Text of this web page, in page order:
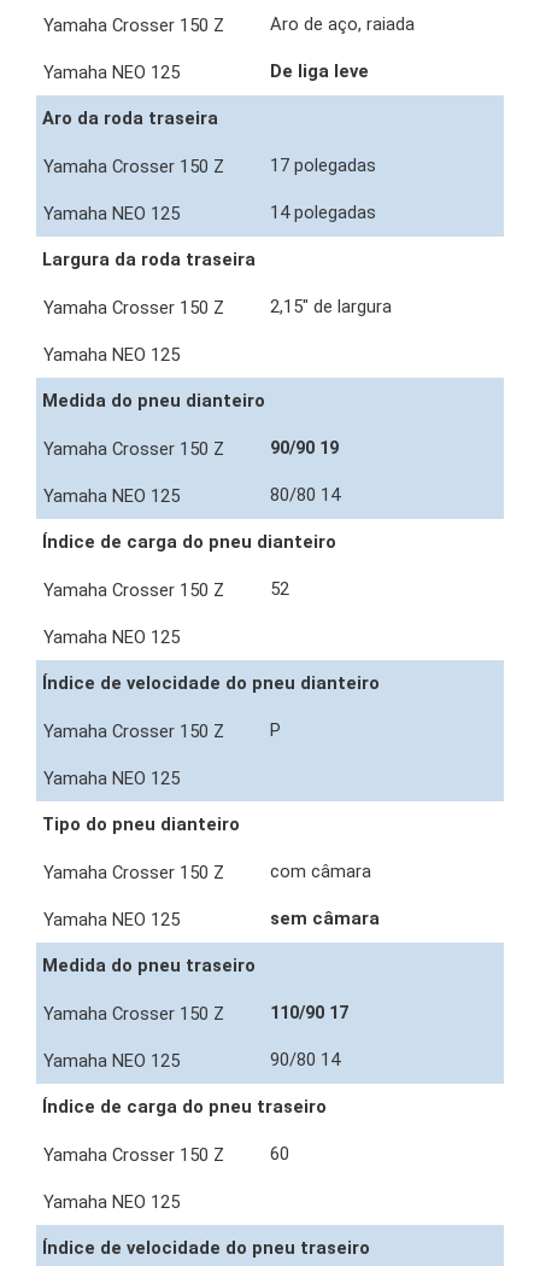
Aro de aço, raiada
De liga leve
Aro da roda traseira
17 polegadas
14 polegadas
Largura da roda traseira
2,15" de largura
Medida do pneu dianteiro
90/90 19
80/80 14
Índice de carga do pneu dianteiro
52
Índice de velocidade do pneu dianteiro
P
Tipo do pneu dianteiro
com câmara
sem câmara
Medida do pneu traseiro
110/90 17
90/80 14
Índice de carga do pneu traseiro
60
Índice de velocidade do pneu traseiro